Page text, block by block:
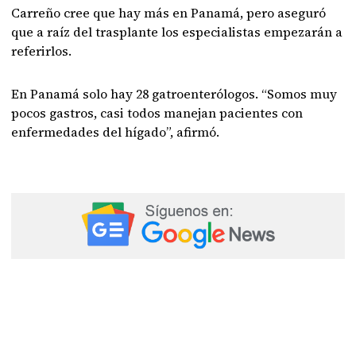
Carreño cree que hay más en Panamá, pero aseguró
que a raíz del trasplante los especialistas empezarán a
referirlos.
En Panamá solo hay 28 gatroenterólogos. “Somos muy
pocos gastros, casi todos manejan pacientes con
enfermedades del hígado”, afirmó.